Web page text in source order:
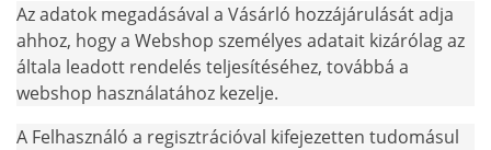
Az adatok megadásával a Vásárló hozzájárulását adja
ahhoz, hogy a Webshop személyes adatait kizárólag az
általa leadott rendelés teljesítéséhez, továbbá a
webshop használatához kezelje.
A Felhasználó a regisztrációval kifejezetten tudomásul